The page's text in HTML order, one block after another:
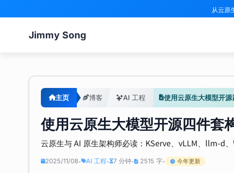
从云原
Jimmy Song
主页 博客 AI 工程 使用云原生大模型开
使用云原生大模型开源四件
云原生与 AI 原生架构师必读：KServe、vLLM、llm-d
2025/11/08• AI 工程• 7 分钟• 2515 字• 今年更新